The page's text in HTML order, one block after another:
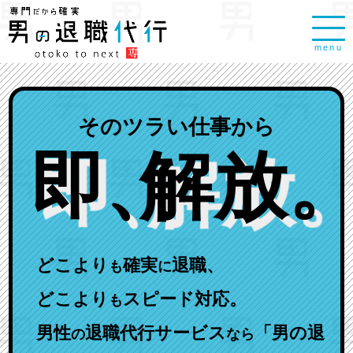
menu
そのツラい仕事から
即、解放。
どこよりも確実に退職、
どこよりもスピード対応。
男性の退職代行サービスなら「男の退